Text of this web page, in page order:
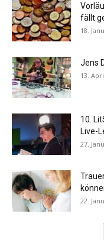
fällt
18.
Jens
13.
10.
Live-
27.
22.